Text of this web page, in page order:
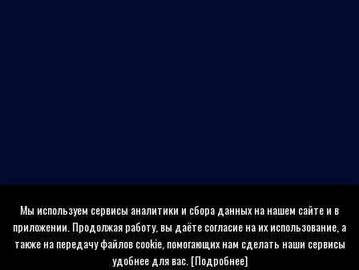
Мы используем сервисы аналитики и сбора данных на нашем сайте и в
приложении. Продолжая работу, вы даёте согласие на их использование, а
также на передачу файлов cookie, помогающих нам сделать наши сервисы
удобнее для вас.[Подробнее]